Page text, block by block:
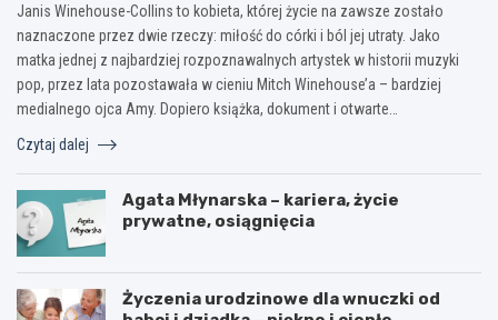
Janis Winehouse-Collins to kobieta, której życie na zawsze zostało
naznaczone przez dwie rzeczy: miłość do córki i ból jej utraty. Jako
matka jednej z najbardziej rozpoznawalnych artystek w historii muzyki
pop, przez lata pozostawała w cieniu Mitch Winehouse’a – bardziej
medialnego ojca Amy. Dopiero książka, dokument i otwarte…
Czytaj dalej
Agata Młynarska – kariera, życie
prywatne, osiągnięcia
Życzenia urodzinowe dla wnuczki od